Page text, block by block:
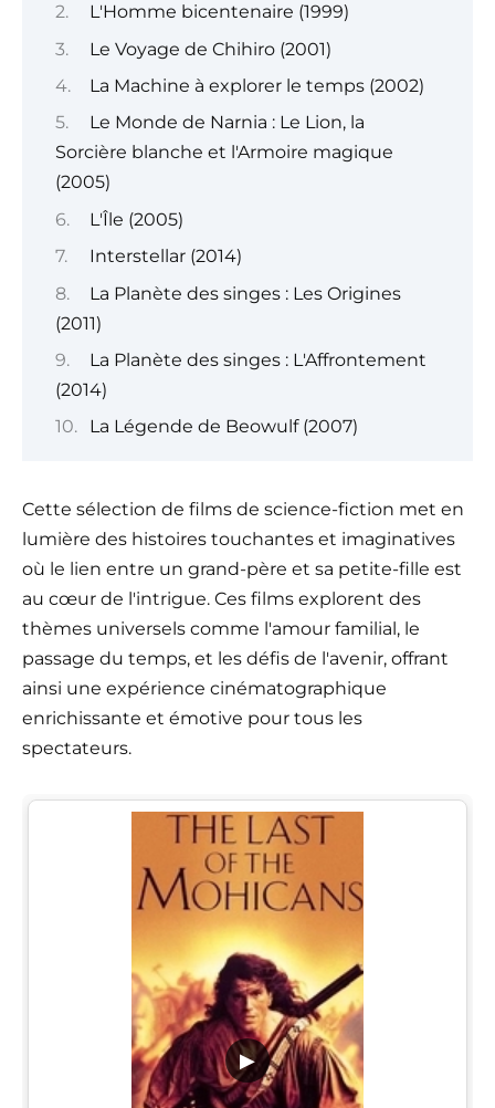
L'Homme bicentenaire (1999)
Le Voyage de Chihiro (2001)
La Machine à explorer le temps (2002)
Le Monde de Narnia : Le Lion, la
Sorcière blanche et l'Armoire magique
(2005)
L'Île (2005)
Interstellar (2014)
La Planète des singes : Les Origines
(2011)
La Planète des singes : L'Affrontement
(2014)
La Légende de Beowulf (2007)
Cette sélection de films de science-fiction met en
lumière des histoires touchantes et imaginatives
où le lien entre un grand-père et sa petite-fille est
au cœur de l'intrigue. Ces films explorent des
thèmes universels comme l'amour familial, le
passage du temps, et les défis de l'avenir, offrant
ainsi une expérience cinématographique
enrichissante et émotive pour tous les
spectateurs.
▶